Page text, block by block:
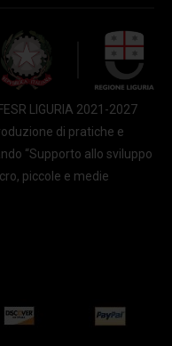
LIGURIA 2021-2027
di pratiche e
“Supporto allo sviluppo
piccole e medie